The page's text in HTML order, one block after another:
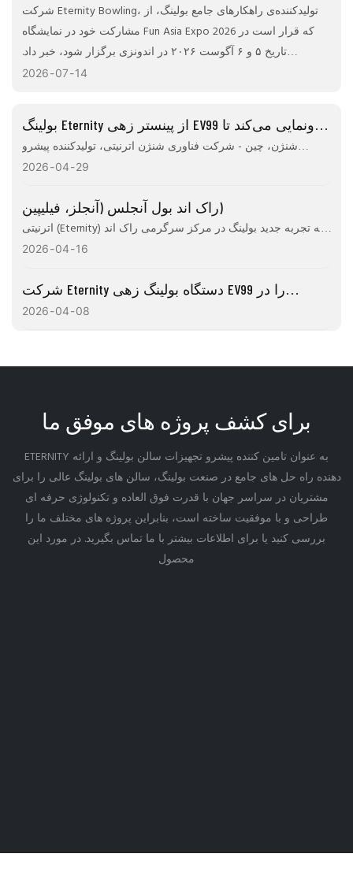
خواهد گذاشت.
شرکت Eternity Bowling، تولیدکننده‌ی راهکارهای جامع بولینگ، از
مشارکت خود در نمایشگاه Fun Asia Expo 2026 که قرار است در
تاریخ ۵ و ۶ آگوست ۲۰۲۶ در اندونزی برگزار شود، خبر داد.
بازدیدکنندگان می‌توانند در غرفه‌ی D1-24 با تیم Eternity Bowling
کنند و در مورد راهکارهای سفارشی برای اپراتورهای مراکز بولینگ،
توزیع‌کنندگان و شرکت‌های سرگرمی در آسیا و اقیانوسیه بحث و
تبادل نظر کنند.
2026 07 14
بولینگ Eternity از پینستر زهی EV99 رونمایی می‌کند تا
شنژن، چین - شرکت فناوری شنژن اترنیتی، تولیدکننده پیشرو
تجهیزات بولینگ و نوآور در راهکارهای بولینگ، امروز از تبلیغ جهانی
بعدی که برای افزایش بهره‌وری عملیاتی، کاهش هزینه‌ها و ارائه یک
تجربه بولینگ برتر طراحی شده است، خبر داد.
2026 04 29
راک اند بول آنجلس (آنجلز، فیلیپین)
اترنیتی (Eternity) به تجربه جدید بولینگ در مرکز سرگرمی راک اند
2026 04 16
شرکت Eternity دستگاه بولینگ زهی EV99 را در
نمایشگاه سرگرمی و جاذبه‌های آسیا ۲۰۲۶ به نمایش
2026 04 08
برای کشف پروژه های موفق ما
ETERNITY به عنوان تامین کننده پیشرو تجهیزات سالن بولینگ و ارائه
دهنده راه حل های جامع در صنعت بولینگ، سالن های بولینگ عالی را برای
مشتریان در سراسر جهان با قدرت فوق العاده و تکنولوژی حرفه ای
طراحی و با موفقیت ساخته است، بنابراین پروژه های مختلف ما را
بررسی کنید یا برای اطلاعات بیشتر با ما تماس بگیرید. در مورد این
محصول